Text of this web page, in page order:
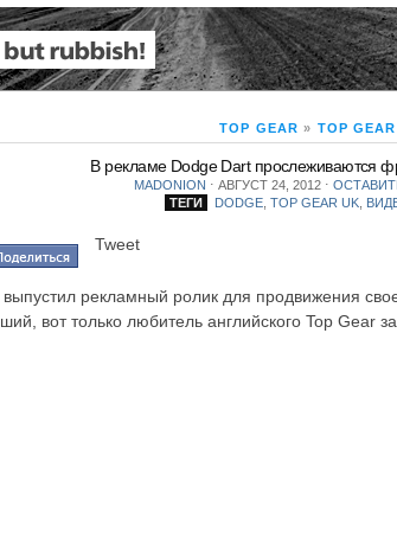
TOP GEAR » TOP
В рекламе Dodge Dart прослеживаются
MADONION ⋅ АВГУСТ 24, 2012 ⋅
ТЕГИ
DODGE ,TOP GEAR UK
Tweet
рекламный ролик для продвижения
вот только любитель английского Top Gear